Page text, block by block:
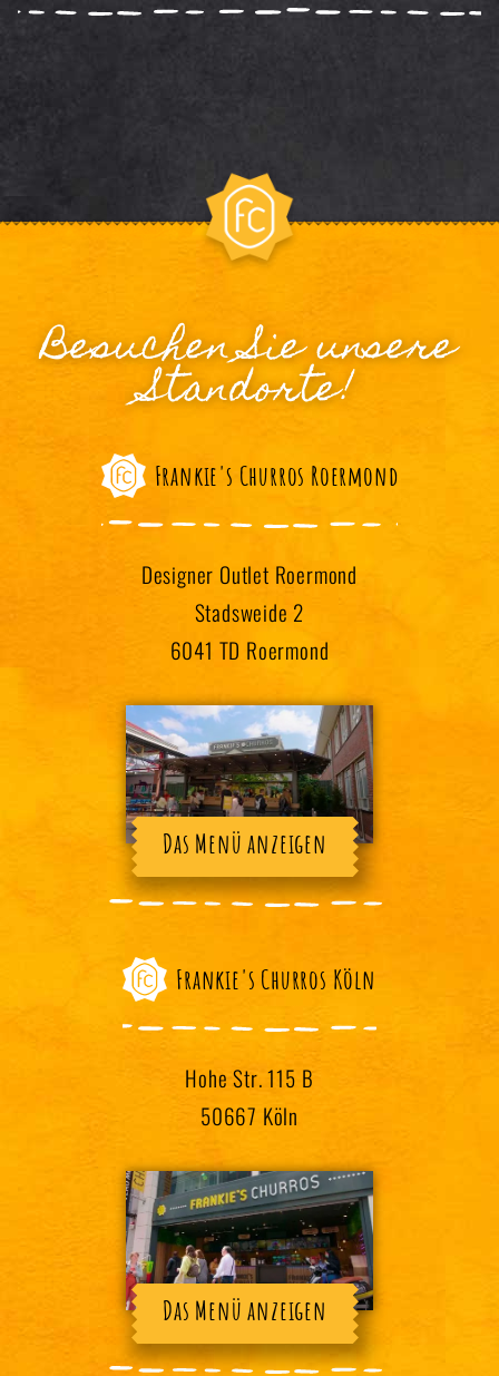
Besuchen Sie unsere
Standorte!
Frankie's Churros Roermond
Designer Outlet Roermond
Stadsweide 2
6041 TD Roermond
Das Menü anzeigen
Frankie's Churros Köln
Hohe Str. 115 B
50667 Köln
Das Menü anzeigen